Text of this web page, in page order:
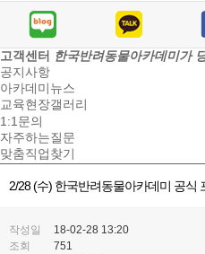
고객센터
한국반려동물아카데미가
공지사항
아카데미뉴스
교육현장갤러리
1:1문의
자주하는질문
맞춤직업찾기
2/28 (수) 한국반려동물아카데미 공식
작성일
18-02-28 13:20
조회
751